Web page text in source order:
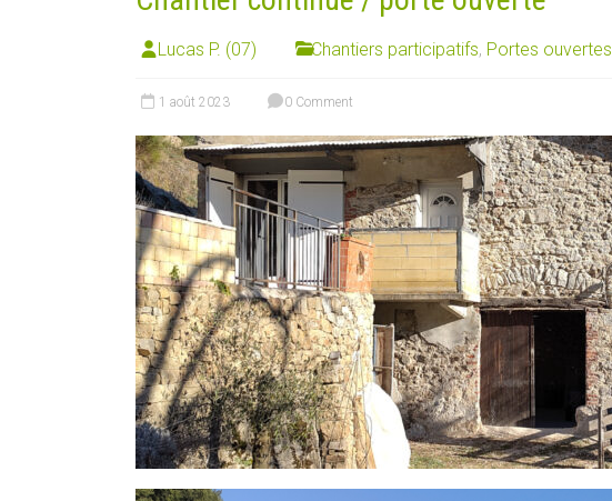
Lucas P. (07) Chantiers participatifs, Portes ouvertes
1 août 2023 0 Comment